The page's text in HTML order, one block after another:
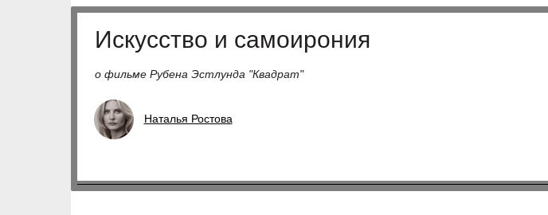
Искусство и самоирония
о фильме Рубена Эстлунда "Квадрат"
Наталья Ростова